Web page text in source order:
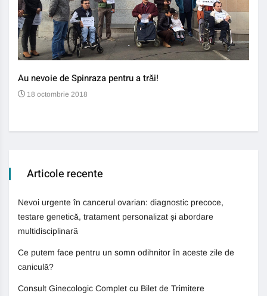
Au nevoie de Spinraza pentru a trăi!
18 octombrie 2018
Articole recente
Nevoi urgente în cancerul ovarian: diagnostic precoce,
testare genetică, tratament personalizat și abordare
multidisciplinară
Ce putem face pentru un somn odihnitor în aceste zile de
caniculă?
Consult Ginecologic Complet cu Bilet de Trimitere